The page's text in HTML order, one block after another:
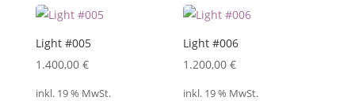
Light #005
1.400,00 €
inkl. 19 % MwSt.
Light #006
1.200,00€
inkl. 19 % MwSt.